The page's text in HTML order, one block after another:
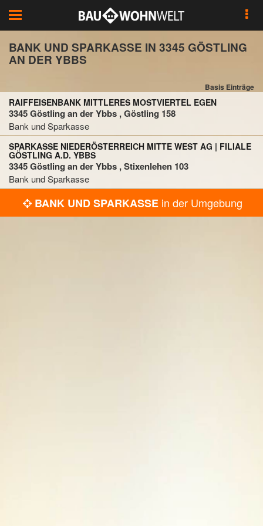
Toggle
navigation
BANK UND SPARKASSE IN 3345 GÖSTLING
AN DER YBBS
Basis Einträge
RAIFFEISENBANK MITTLERES MOSTVIERTEL EGEN
3345 Göstling an der Ybbs , Göstling 158
Bank und Sparkasse
SPARKASSE NIEDERÖSTERREICH MITTE WEST AG | FILIALE
GÖSTLING A.D. YBBS
3345 Göstling an der Ybbs , Stixenlehen 103
Bank und Sparkasse
BANK UND SPARKASSE in der Umgebung